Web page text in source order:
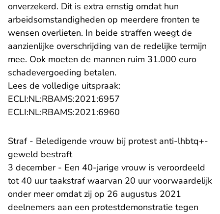
onverzekerd. Dit is extra ernstig omdat hun
arbeidsomstandigheden op meerdere fronten te
wensen overlieten. In beide straffen weegt de
aanzienlijke overschrijding van de redelijke termijn
mee. Ook moeten de mannen ruim 31.000 euro
schadevergoeding betalen.
Lees de volledige uitspraak:
ECLI:NL:RBAMS:2021:6957
ECLI:NL:RBAMS:2021:6960
Straf - Beledigende vrouw bij protest anti-lhbtq+-
geweld bestraft
3 december - Een 40-jarige vrouw is veroordeeld
tot 40 uur taakstraf waarvan 20 uur voorwaardelijk
onder meer omdat zij op 26 augustus 2021
deelnemers aan een protestdemonstratie tegen